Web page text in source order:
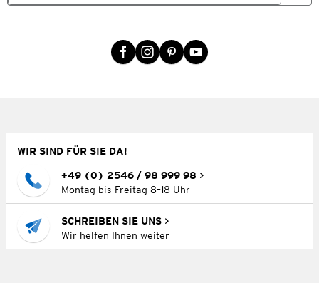
WIR SIND FÜR SIE DA!
+49 (0) 2546 / 98 999 98
Montag bis Freitag 8–18 Uhr
SCHREIBEN SIE UNS
Wir helfen Ihnen weiter